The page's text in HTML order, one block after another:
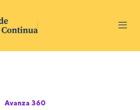
Avanza 360